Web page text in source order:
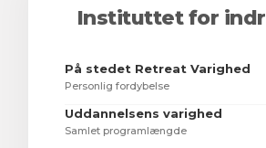
Instituttet for
På stedet Retreat Varighed
Personlig fordybelse
Uddannelsens varighed
Samlet programlængde